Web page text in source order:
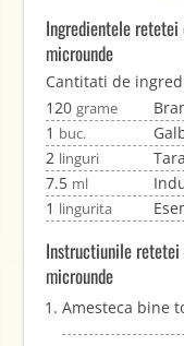
Ingredientele retetei
microunde
Cantitati de
120 grame
1 buc.
2 linguri
7.5 ml
1 lingurita
Instructiunile retetei
microunde
Amesteca bine